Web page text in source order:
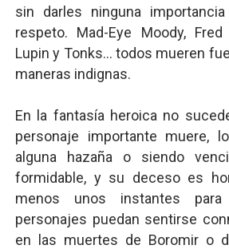
sin darles ninguna
respeto. Mad-Eye Moody,
Lupin y Tonks... todos mueren
maneras indignas.
En la fantasía heroica no
personaje importante muere,
alguna hazaña o siendo
formidable, y su deceso es
menos unos instantes
personajes puedan sentirse
en las muertes de Boromir o